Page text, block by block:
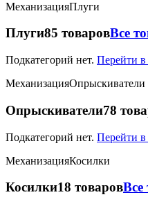
МеханизацияПлуги
Плуги85 товаровВсе
Подкатегорий нет. Перейти
МеханизацияОпрыскиватели
Опрыскиватели78
Подкатегорий нет. Перейти
МеханизацияКосилки
Косилки18 товаров